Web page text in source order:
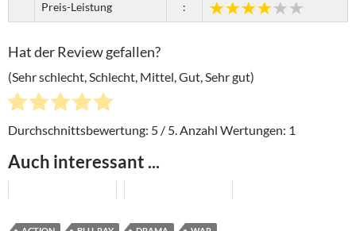
Preis-Leistung :
Hat der Review gefallen?
(Sehr schlecht, Schlecht, Mittel, Gut, Sehr gut)
Durchschnittsbewertung: 5 / 5. Anzahl Wertungen: 1
Auch interessant ...